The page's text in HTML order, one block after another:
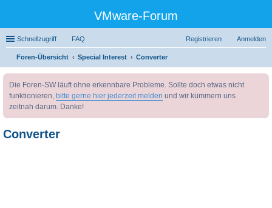
VMware-Forum
Schnellzugriff FAQ Anmelden
Registrieren
Foren-Übersicht Special Interest
Converter
Die Foren-SW läuft ohne erkennbare Probleme. Sollte doch etwas nicht
funktionieren, bitte gerne hier jederzeit melden und wir kümmern uns
zeitnah darum. Danke!
Converter